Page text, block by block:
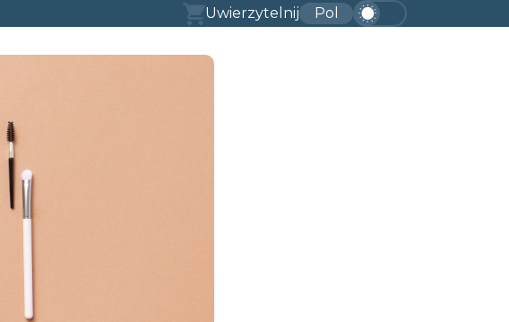
Uwierzytelnij Pol